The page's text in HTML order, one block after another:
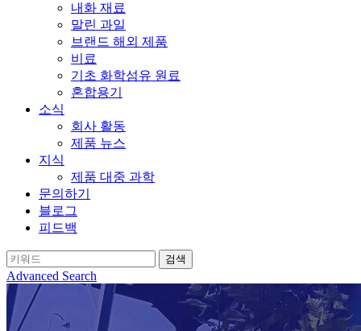
내화 재료
말린 과일
브랜드 해외 제품
비료
기초 화학섬유 원료
혼합용기
소식
회사 활동
제품 뉴스
지식
제품 대중 과학
문의하기
블로그
피드백
Advanced Search